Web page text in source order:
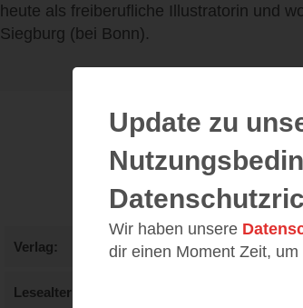
heute als freiberufliche Illustratorin und
Siegburg (bei Bonn).
Verlag BELTZ &
Lesealter
Update zu
Wir haben unsere
dir einen Moment Zeit,